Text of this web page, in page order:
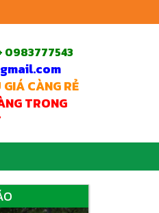
0983777543
CÀNG RẺ
TRONG